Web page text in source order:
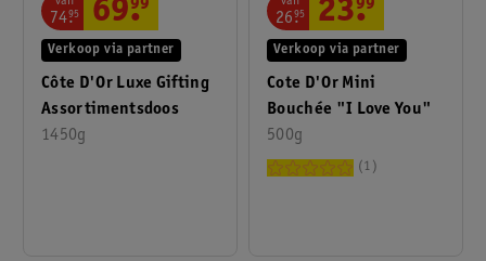
Côte D'Or Luxe Gifting
Assortimentsdoos
1450g
Verkoop via partner
74.
95 69.
99
Cote D'Or Mini
Bouchée "I Love You"
500g
Verkoop via partner
26.
95 23.
99
1